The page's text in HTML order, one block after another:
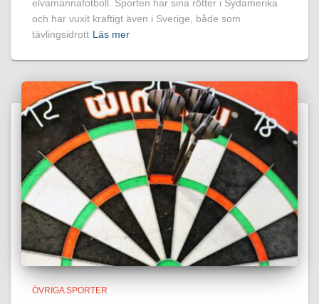
elvamannafotboll. Sporten har sina rötter i Sydamerika
och har vuxit kraftigt även i Sverige, både som
tävlingsidrott Läs mer
ÖVRIGA SPORTER